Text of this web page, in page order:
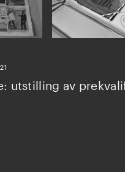
utstilling av